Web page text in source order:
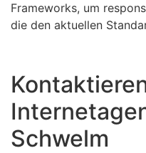
Frameworks, um
die den aktuellen
Schwelm